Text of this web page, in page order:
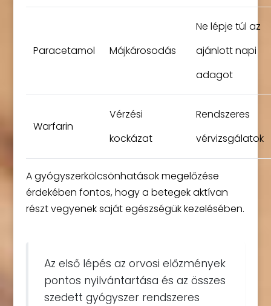
Paracetamol Májkárosodás
Ne lépje túl az
ajánlott napi
adagot
Warfarin
Vérzési
kockázat
Rendszeres
vérvizsgálatok
A gyógyszerkölcsönhatások megelőzése
érdekében fontos, hogy a betegek aktívan
részt vegyenek saját egészségük kezelésében.
Az első lépés az orvosi előzmények
pontos nyilvántartása és az összes
szedett gyógyszer rendszeres